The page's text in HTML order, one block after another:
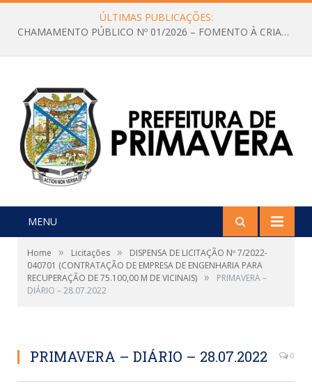
ÚLTIMAS PUBLICAÇÕES:
CHAMAMENTO PÚBLICO Nº 01/2026 – FOMENTO À CRIAÇÃO E A CIRCULAÇÃO DE PRODUÇÕES CULTURAIS – Aldir Blanc
MENU
Home » Licitações »
DISPENSA DE LICITAÇÃO Nº 7/2022-
040701 (CONTRATAÇÃO DE EMPRESA DE ENGENHARIA PARA
RECUPERAÇÃO DE 75.100,00 M DE VICINAIS) »
PRIMAVERA –
DIÁRIO – 28.07.2022
PRIMAVERA – DIÁRIO – 28.07.2022 0